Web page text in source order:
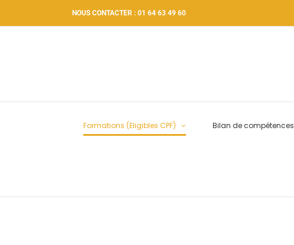
NOUS CONTACTER : 01 64 63 49 60
Formations (Eligibles CPF) Bilan de compétences